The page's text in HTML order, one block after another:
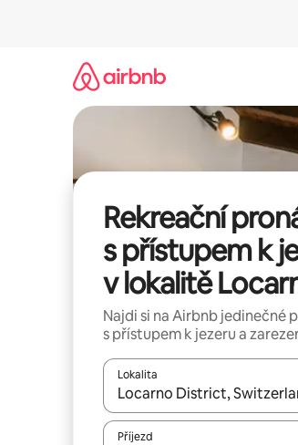
Rekreační
s přístupem k
v lokalitě
Najdi si na Airbnb jedinečné
s přístupem k jezeru a
Lokalita
Až budou výsledky k
Příjezd